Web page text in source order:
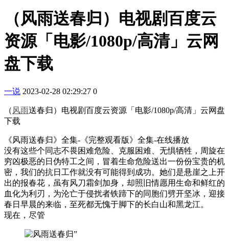
（风雨送春归）电视剧百度云
资源「电影/1080p/高清」云网
盘下载
一说 2023-02-28 02:29:27 0
（ 风雨送春归）电视剧百度云资源「电影/1080p/高清」云网盘
下载
《风雨送春归》全集-《完整观看版》全集-在线播放
没有这些个同志不畏困难危险、克服困难、无惧牺牲，周旋在
穷凶极恶的日伪特工之间，冒着生命危险送出一份份宝贵的机
密，我们的抗日工作就没有可能得到成功。她们是悬崖之上开
出的报春花，虽有风刀霜剑加身，却照旧情愿用生命和鲜红的
血化为利刃，为沦亡于侵扰者铁蹄下的同胞们劈开坚冰，迎接
春日早晨的来临，至死都无愧于脚下的长白山和黑龙江。
现在，尽管